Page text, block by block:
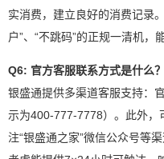
实消费，建立良好的消费记录
户”、“不跳码”的正规一清机，
Q6: 官方客服联系方式是什么？
银盛通提供多渠道客服支持：
示为400-777-7778）。此外，
注“银盛通之家”微信公众号等